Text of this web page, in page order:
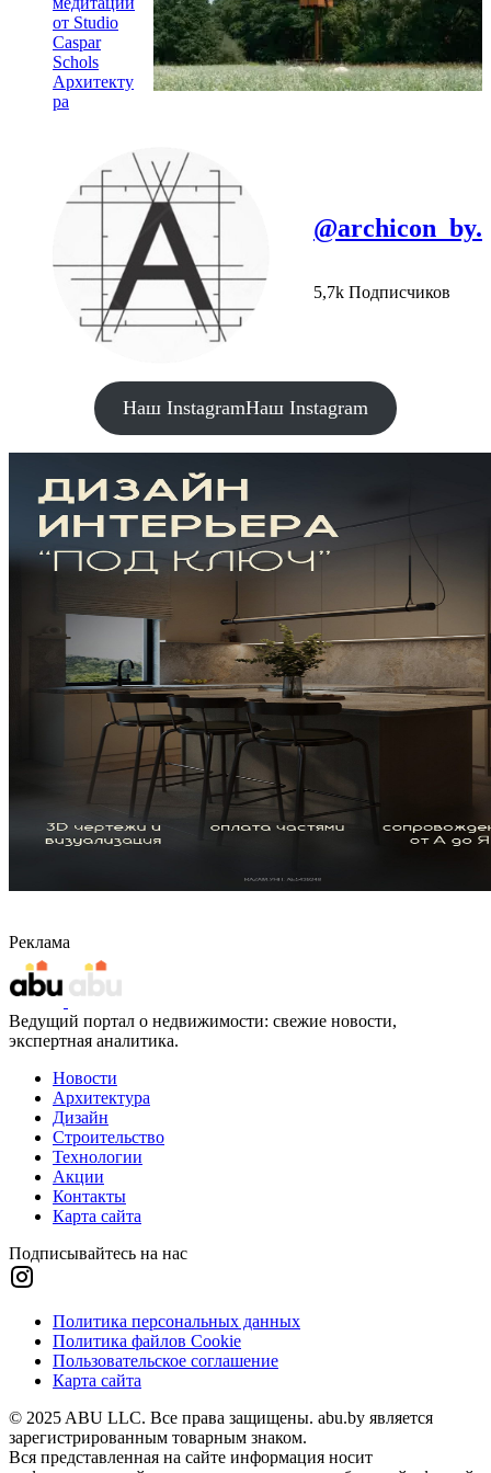
от Studio
Caspar
Schols
Архитекту
ра
@archicon_by.
5,7k Подписчиков
Наш InstagramНаш Instagram
Реклама
Ведущий портал о недвижимости: свежие новости,
экспертная аналитика.
Новости
Архитектура
Дизайн
Строительство
Технологии
Акции
Контакты
Карта сайта
Подписывайтесь на нас
Политика персональных данных
Политика файлов Cookie
Пользовательское соглашение
Карта сайта
© 2025 ABU LLC. Все права защищены. abu.by является
зарегистрированным товарным знаком.
Вся представленная на сайте информация носит